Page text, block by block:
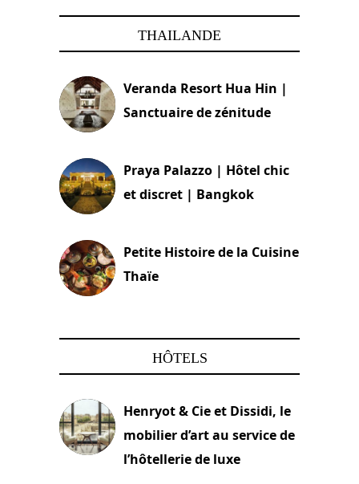
THAILANDE
Veranda Resort Hua Hin |
Sanctuaire de zénitude
Praya Palazzo | Hôtel chic
et discret | Bangkok
Petite Histoire de la Cuisine
Thaïe
HÔTELS
Henryot & Cie et Dissidi, le
mobilier d’art au service de
l’hôtellerie de luxe